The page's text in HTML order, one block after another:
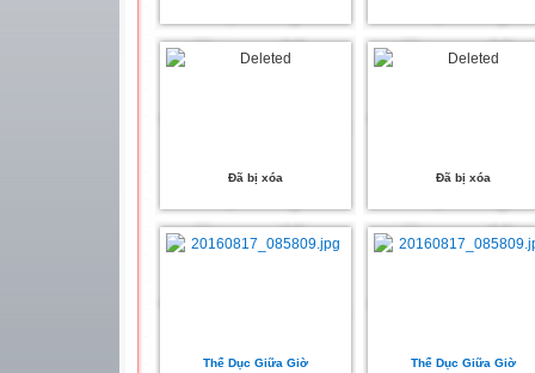
Đã bị xóa Đã bị xóa
Thể Dục Giữa Giờ Thể Dục Giữa Giờ